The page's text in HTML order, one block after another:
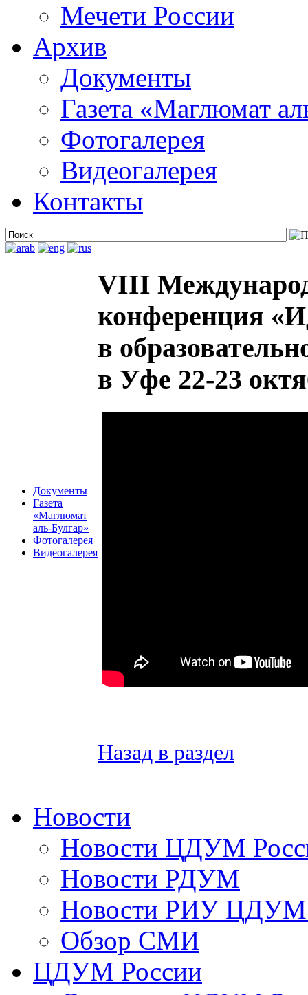
Мечети России
Архив
Документы
Газета «Маглюмат
Фотогалерея
Видеогалерея
Контакты
Документы
Газета
«Маглюмат
аль-Булгар»
Фотогалерея
Видеогалерея
VIII
конференция
в
в Уфе 22-23
Назад в раздел
Новости
Новости ЦДУМ
Новости РДУМ
Новости РИУ ЦДУМ
Обзор СМИ
ЦДУМ России